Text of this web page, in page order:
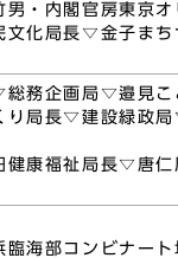
・内閣官房東京オ
文化局長▽金子ま
総務企画局▽邉見
り局長▽建設緑政
康福祉局長▽唐仁
海部コンビナー